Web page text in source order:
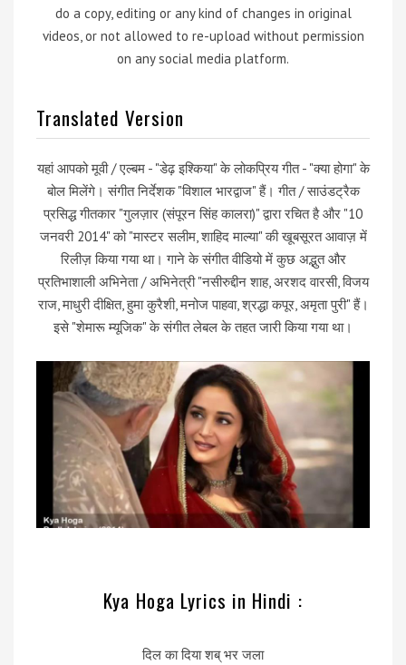
do a copy, editing or any kind of changes in original
videos, or not allowed to re-upload without permission
on any social media platform.
Translated Version
यहां आपको मूवी / एल्बम - "डेढ़ इश्किया" के लोकप्रिय गीत - "क्या होगा" के
बोल मिलेंगे। संगीत निर्देशक "विशाल भारद्वाज" हैं। गीत / साउंडट्रैक
प्रसिद्ध गीतकार "गुलज़ार (संपूरन सिंह कालरा)" द्वारा रचित है और "10
जनवरी 2014" को "मास्टर सलीम, शाहिद माल्या" की खूबसूरत आवाज़ में
रिलीज़ किया गया था। गाने के संगीत वीडियो में कुछ अद्भुत और
प्रतिभाशाली अभिनेता / अभिनेत्री "नसीरुद्दीन शाह, अरशद वारसी, विजय
राज, माधुरी दीक्षित, हुमा कुरैशी, मनोज पाहवा, श्रद्धा कपूर, अमृता पुरी" हैं।
इसे "शेमारू म्यूजिक" के संगीत लेबल के तहत जारी किया गया था।
Kya Hoga Lyrics in Hindi :
दिल का दिया शब् भर जला